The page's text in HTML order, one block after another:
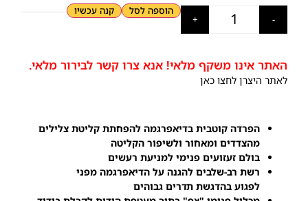
-
+
הוספה לסל קנה עכשיו
האתר אינו משקף מלאי! אנא צרו קשר לבירור מלאי.
לאתר היצרן לחצו כאן
הפרדה קוטבית בדיאפרגמה להפחתת קליטת צלילים
מהצדדים ומאחור ולשיפור הקליטה
בולם זעזועים פנימי למניעת רעשים
רשת רב-שלבים להגנה על הדיאפרגמה מפני
לפגוע בהדגשת תדרים גבוהים